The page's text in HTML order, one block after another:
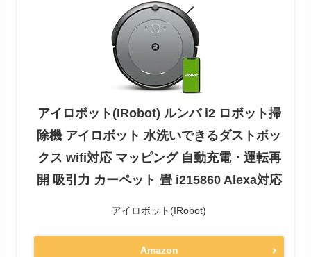
アイロボット(IRobot) ルンバ i2 ロボット掃
除機 アイロボット 水洗いできるダストボッ
クス wifi対応 マッピング 自動充電・運転再
開 吸引力 カーペット 畳 i215860 Alexa対応
アイロボット(IRobot)
Amazon